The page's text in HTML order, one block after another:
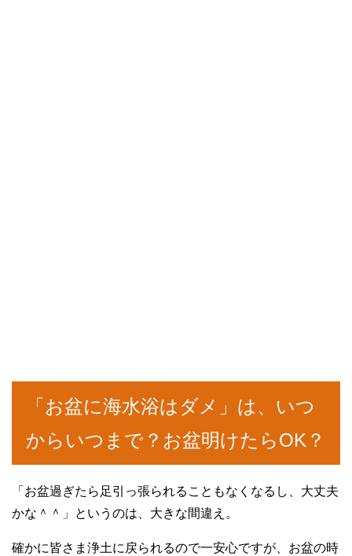
「お盆に海水浴はダメ」は、いつ
からいつまで？お盆明けたらOK？
「お盆過ぎたら足引っ張られることもなくなるし、大丈夫
かな＾＾」というのは、大きな間違え。
確かに皆さま浄土に戻られるので一安心ですが、お盆の時